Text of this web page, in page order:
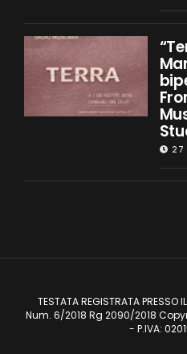
27
TESTATA REGISTRATA PRESSO
Num. 6/2018 Rg 2090/2018
- P.IVA: